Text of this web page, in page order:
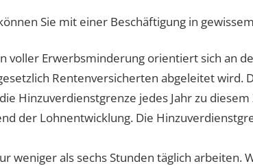
Sie mit einer Beschäftigung in
voller Erwerbsminderung orientiert sich an
Rentenversicherten abgeleitet wird.
Hinzuverdienstgrenze jedes Jahr zu
der Lohnentwicklung. Die
weniger als sechs Stunden täglich arbeiten.